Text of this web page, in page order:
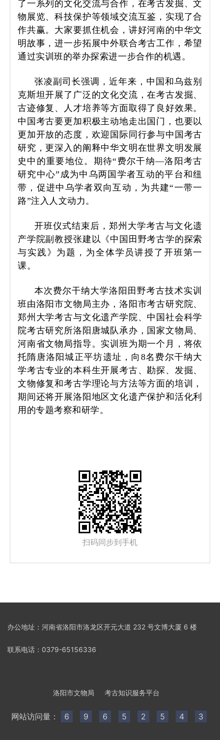
了一系列的文化交流与合作，在考古发掘、文
物展览、科技保护等领域交流互鉴，实现了合
作共赢。大家要抓住机会，讲好河南的中华文
明故事，进一步拓展中外联合考古工作，希望
通过实训班的举办探索进一步合作的机遇。
张凌副司长强调，近年来，中国和乌兹别
克斯坦开展了广泛的文化交流，在考古发掘、
古迹修复、人才培养等方面取得了良好效果。
中国考古要更加积极主动地走出国门，也要以
更加开放的态度，欢迎国际同行参与中国考古
研究，更深入的阐释中华文明在世界文明发展
史中的重要地位。期待“费尔干纳—洛阳考古
研究中心”成为中乌两国学者互动的平台和纽
带，促进中乌学者双向互动，为共建“一带一
路”注入人文动力。
开班仪式结束后，郑州大学考古与文化遗
产学院副教授张建以《中国田野考古学的探索
与实践》为题，为全体学员讲授了开班第一
课。
本次费尔干纳大学洛阳田野考古技术实训
班由洛阳市文物局主办，洛阳市考古研究院、
郑州大学考古与文化遗产学院、中国社会科学
院考古研究所洛阳唐城队承办，国家文物局、
河南省文物局指导。实训班为期一个月，将依
托隋唐洛阳城正平坊遗址，向8名费尔干纳大
学考古专业的本科生开展考古、勘探、发掘、
文物修复和考古学理论与方法等方面的培训，
期间还将开展洛阳地区文化遗产保护和活化利
用的专题考察和研学。
扫码同步到手机
办公地址：河南省洛阳市洛龙区开元大道 232 号文博大厦 6 楼
联系电话：0379-65156336
洛阳市文物局 考古知识服务平台
网站访问量： 6 9 6 5 2 5 4 3